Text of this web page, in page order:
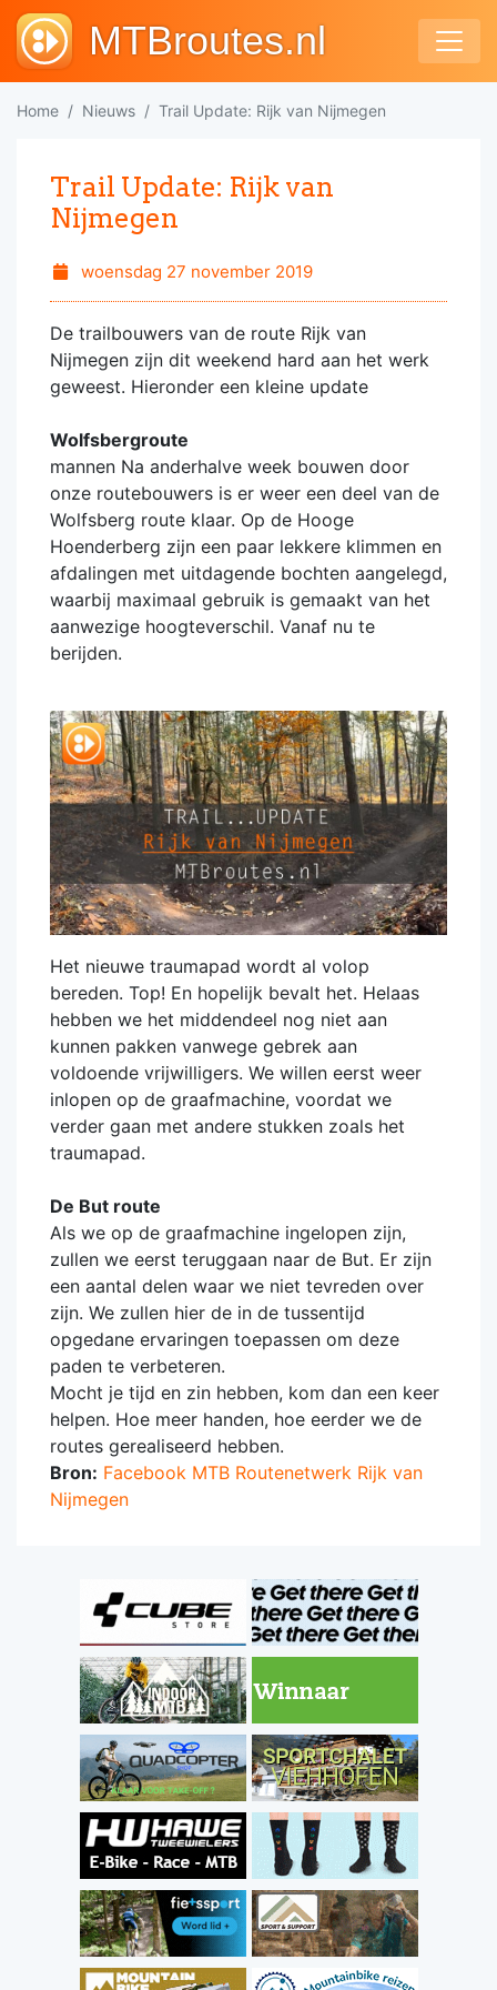
MTBroutes.nl
Home Nieuws Trail Update: Rijk van Nijmegen
Trail Update: Rijk van
Nijmegen
woensdag 27 november 2019
De trailbouwers van de route Rijk van
Nijmegen zijn dit weekend hard aan het werk
geweest. Hieronder een kleine update
Wolfsbergroute
mannen Na anderhalve week bouwen door
onze routebouwers is er weer een deel van de
Wolfsberg route klaar. Op de Hooge
Hoenderberg zijn een paar lekkere klimmen en
afdalingen met uitdagende bochten aangelegd,
waarbij maximaal gebruik is gemaakt van het
aanwezige hoogteverschil. Vanaf nu te
berijden.
Het nieuwe traumapad wordt al volop
bereden. Top! En hopelijk bevalt het. Helaas
hebben we het middendeel nog niet aan
kunnen pakken vanwege gebrek aan
voldoende vrijwilligers. We willen eerst weer
inlopen op de graafmachine, voordat we
verder gaan met andere stukken zoals het
traumapad.
De But route
Als we op de graafmachine ingelopen zijn,
zullen we eerst teruggaan naar de But. Er zijn
een aantal delen waar we niet tevreden over
zijn. We zullen hier de in de tussentijd
opgedane ervaringen toepassen om deze
paden te verbeteren.
Mocht je tijd en zin hebben, kom dan een keer
helpen. Hoe meer handen, hoe eerder we de
routes gerealiseerd hebben.
Bron: Facebook MTB Routenetwerk Rijk van
Nijmegen